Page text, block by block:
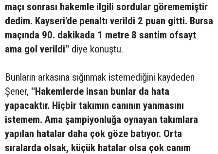
maçı sonrası hakemle ilgili sordular görememiştir
dedim. Kayseri'de penaltı verildi 2 puan gitti. Bursa
maçında 90. dakikada 1 metre 8 santim ofsayt
ama gol verildi'' diye konuştu.
Bunların arkasına sığınmak istemediğini kaydeden
Şener, ''Hakemlerde insan bunlar da hata
yapacaktır. Hiçbir takımın canının yanmasını
istemem. Ama şampiyonluğa oynayan takımlara
yapılan hatalar daha çok göze batıyor. Orta
sıralarda olsak, küçük hatalar olsa çok canım